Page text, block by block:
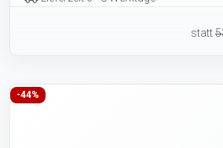
statt
-44%